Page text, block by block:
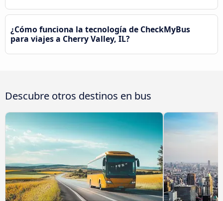
¿Cómo funciona la tecnología de CheckMyBus
para viajes a Cherry Valley, IL?
Descubre otros destinos en bus